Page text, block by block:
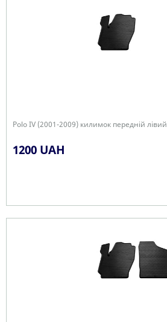
Polo IV (2001-2009) килимок передній лівий
1200 UAH